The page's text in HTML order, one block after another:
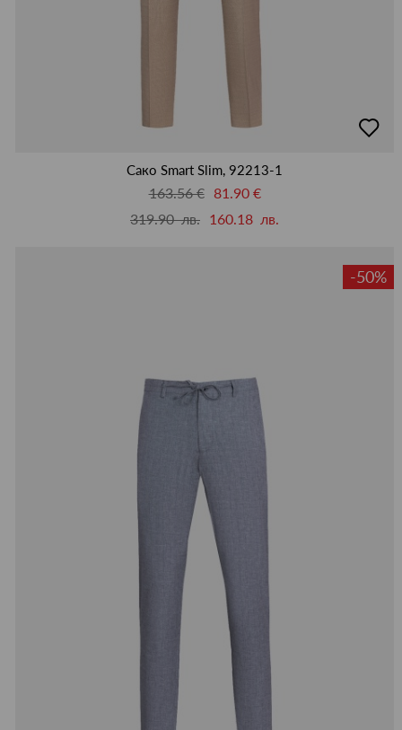
в
Сако Smart Slim, 92213-1
163.56 €
81.90 €
319.90 лв. 160.18 лв.
-50%